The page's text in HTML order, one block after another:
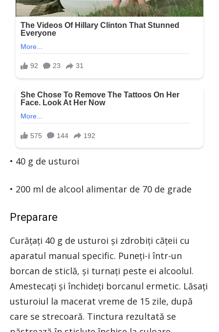
• 40 g de usturoi
• 200 ml de alcool alimentar de 70 de grade
Preparare
Curățați 40 g de usturoi și zdrobiți cățeii cu
aparatul manual specific. Puneți-i într-un
borcan de sticlă, și turnați peste ei alcoolul.
Amestecați și închideți borcanul ermetic. Lăsați
usturoiul la macerat vreme de 15 zile, după
care se strecoară. Tinctura rezultată se